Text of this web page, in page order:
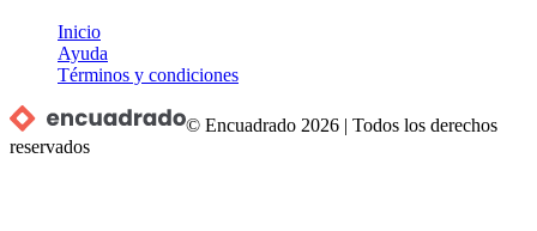
Inicio
Ayuda
Términos y condiciones
© Encuadrado 2026 |Todos los derechos
reservados